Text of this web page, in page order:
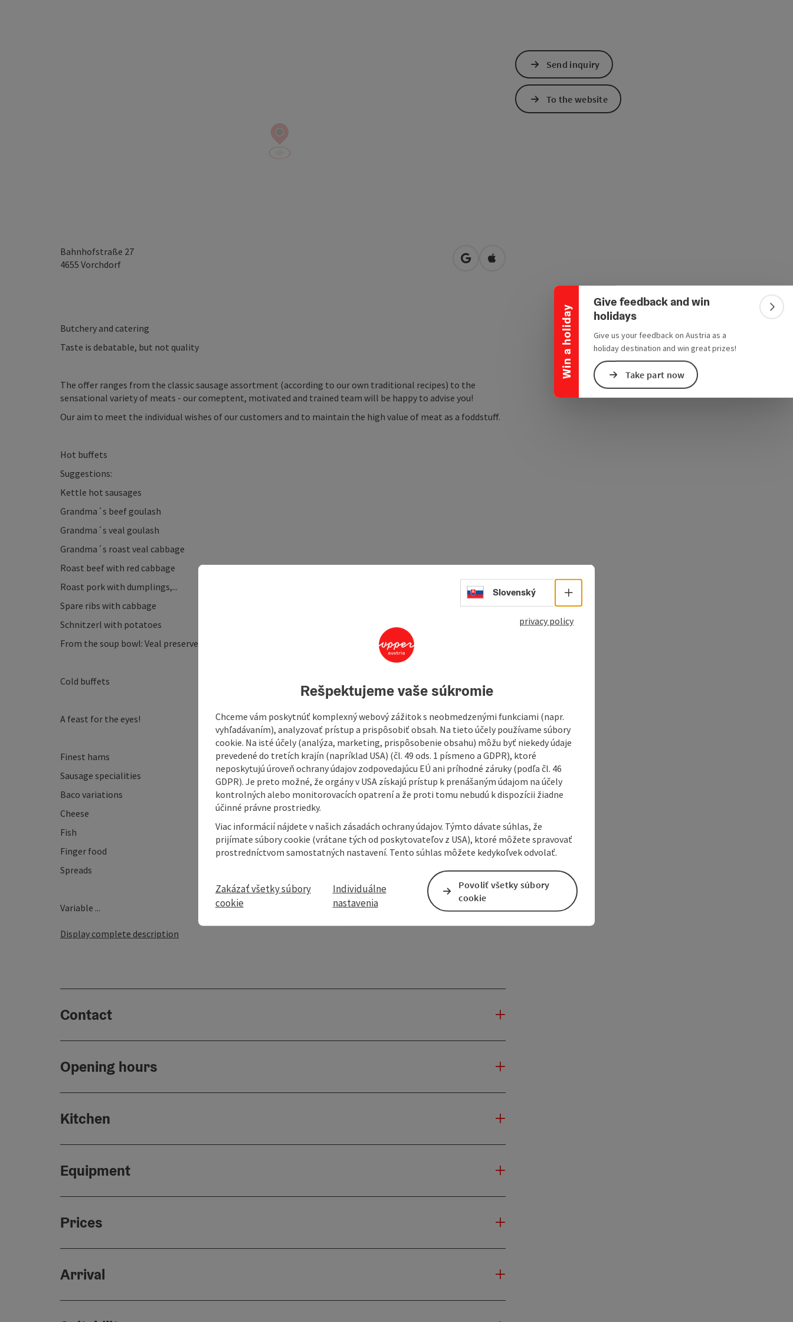
Win a holiday
Collapse banner
Give feedback and win
holidays
Give us your feedback on Austria as a
holiday destination and win great prizes!
Take part now
Bahnhofstraße 27
4655 Vorchdorf open in Google Maps
Open in Apple Maps
Butchery and catering
Taste is debatable, but not quality
The offer ranges from the classic sausage assortment (according to our own traditional recipes) to the
sensational variety of meats - our comeptent, motivated and trained team will be happy to advise you!
Our aim to meet the individual wishes of our customers and to maintain the high value of meat as a foddstuff.
Hot buffets
Suggestions:
Kettle hot sausages
Grandma´s beef goulash
Grandma´s veal goulash
Grandma´s roast veal cabbage
Roast beef with red cabbage
Roast pork with dumplings,...
Spare ribs with cabbage
Schnitzerl with potatoes
From the soup bowl: Veal preserves soup,...
Cold buffets
A feast for the eyes!
Finest hams
Sausage specialities
Baco variations
Cheese
Fish
Finger food
Spreads
Variable ...
Display complete description
Contact
Opening hours
Kitchen
Equipment
Prices
Arrival
Send inquiry
To the website
Select language - Open menu
Slovenský
privacy policy
Rešpektujeme vaše súkromie
Chceme vám poskytnúť komplexný webový zážitok s neobmedzenými funkciami (napr.
vyhľadávaním), analyzovať prístup a prispôsobiť obsah. Na tieto účely používame súbory
cookie. Na isté účely (analýza, marketing, prispôsobenie obsahu) môžu byť niekedy údaje
prevedené do tretích krajín (napríklad USA) (čl. 49 ods. 1 písmeno a GDPR), ktoré
neposkytujú úroveň ochrany údajov zodpovedajúcu EÚ ani príhodné záruky (podľa čl. 46
GDPR). Je preto možné, že orgány v USA získajú prístup k prenášaným údajom na účely
kontrolných alebo monitorovacích opatrení a že proti tomu nebudú k dispozícii žiadne
účinné právne prostriedky.
Viac informácií nájdete v našich zásadách ochrany údajov. Týmto dávate súhlas, že
prijímate súbory cookie (vrátane tých od poskytovateľov z USA), ktoré môžete spravovať
prostredníctvom samostatných nastavení. Tento súhlas môžete kedykoľvek odvolať.
Zakázať všetky súbory
cookie
Individuálne
nastavenia
Povoliť všetky súbory
cookie